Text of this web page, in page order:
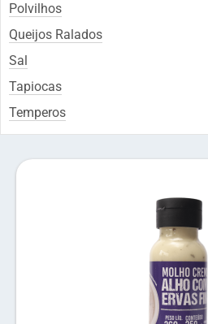
Polvilhos
Queijos Ralados
Sal
Tapiocas
Temperos